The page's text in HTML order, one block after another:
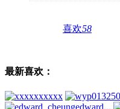
喜欢58
最新喜欢：
xxxxx